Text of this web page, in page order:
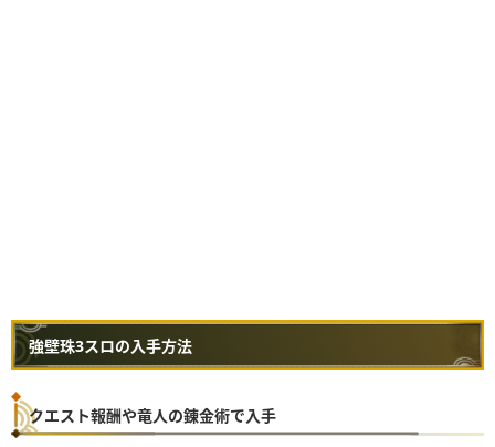
強壁珠3スロの入手方法
クエスト報酬や竜人の錬金術で入手